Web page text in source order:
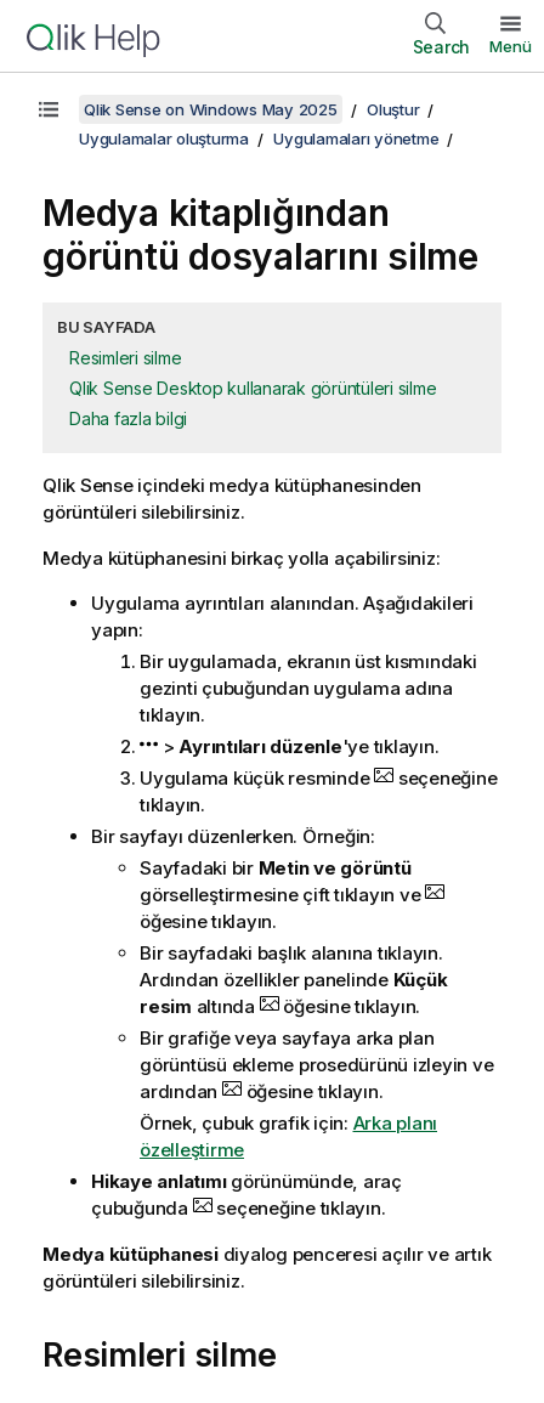
Search Menü
Qlik Sense on Windows May 2025
Oluştur
Uygulamalar oluşturma
Uygulamaları yönetme
Medya kitaplığından
görüntü dosyalarını silme
BU SAYFADA
Resimleri silme
Qlik Sense Desktop kullanarak görüntüleri silme
Daha fazla bilgi
Qlik Senseiçindeki medya kütüphanesinden
görüntüleri silebilirsiniz.
Medya kütüphanesini birkaç yolla açabilirsiniz:
Uygulama ayrıntıları alanından. Aşağıdakileri
yapın:
Bir uygulamada, ekranın üst kısmındaki
gezinti çubuğundan uygulama adına
tıklayın.
>Ayrıntıları düzenle'ye tıklayın.
Uygulama küçük resminde
seçeneğine
tıklayın.
Bir sayfayı düzenlerken. Örneğin:
Sayfadaki bir Metin ve görüntü
görselleştirmesine çift tıklayın ve
öğesine tıklayın.
Bir sayfadaki başlık alanına tıklayın.
Ardından özellikler panelinde Küçük
resim altında
öğesine tıklayın.
Bir grafiğe veya sayfaya arka plan
görüntüsü ekleme prosedürünü izleyin ve
ardından
öğesine tıklayın.
Örnek, çubuk grafik için: Arka planı
özelleştirme
Hikaye anlatımıgörünümünde, araç
çubuğunda
seçeneğine tıklayın.
Medya kütüphanesidiyalog penceresi açılır ve artık
görüntüleri silebilirsiniz.
Resimleri silme